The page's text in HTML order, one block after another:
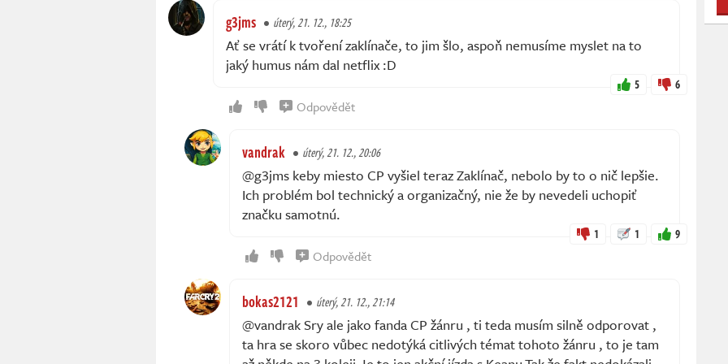
g3jms úterý, 21. 12., 18:25
Ať se vrátí k tvoření zaklínače, to jim šlo, aspoň nemusíme myslet na to
jaký humus nám dal netflix :D
5 6
Odpovědět
vandrak úterý, 21. 12., 20:06
@g3jms keby miesto CP vyšiel teraz Zaklínač, nebolo by to o nič lepšie.
Ich problém bol technický a organizačný, nie že by nevedeli uchopiť
značku samotnú.
1 1 9
Odpovědět
bokas2121 úterý, 21. 12., 21:14
@vandrak Sry ale jako fanda CP žánru , ti teda musím silně odporovat ,
ta hra se skoro vůbec nedotýká citlivých témat tohoto žánru , to je tam